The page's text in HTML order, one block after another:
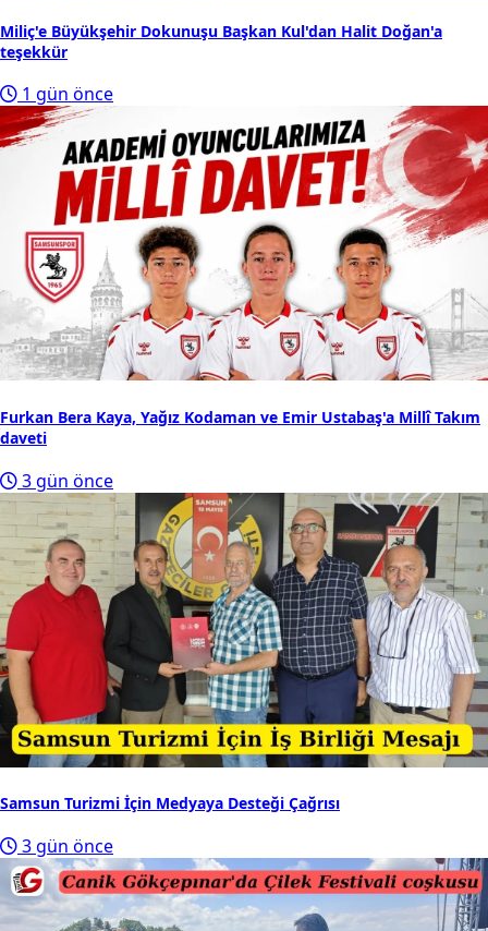
Miliç'e Büyükşehir Dokunuşu Başkan Kul'dan Halit Doğan'a
teşekkür
1 gün önce
Furkan Bera Kaya, Yağız Kodaman ve Emir Ustabaş'a Millî Takım
daveti
3 gün önce
Samsun Turizmi İçin Medyaya Desteği Çağrısı
3 gün önce